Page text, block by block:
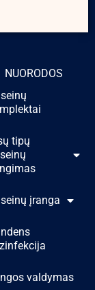
NUORODOS
tipų
įranga
valdymas